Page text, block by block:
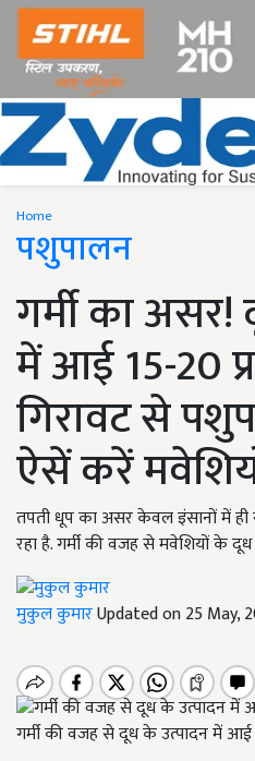
Home
पशुपालन
गर्मी का
में आई 15-20
गिरावट से
ऐसें करें
तपती धूप का असर केवल इंसानों में ही
रहा है. गर्मी की वजह से मवेशियों के
मुकुल कुमारUpdated on 25 May,
गर्मी की वजह से दूध के उत्पादन में आई